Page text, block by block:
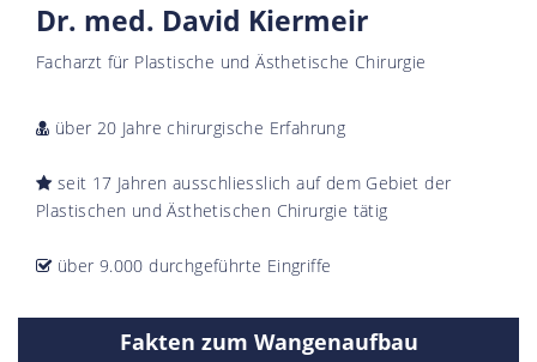
Dr. med. David Kiermeir
Facharzt für Plastische und Ästhetische Chirurgie
über 20 Jahre chirurgische Erfahrung
seit 17 Jahren ausschliesslich auf dem Gebiet der
Plastischen und Ästhetischen Chirurgie tätig
über 9.000 durchgeführte Eingriffe
Fakten zum Wangenaufbau